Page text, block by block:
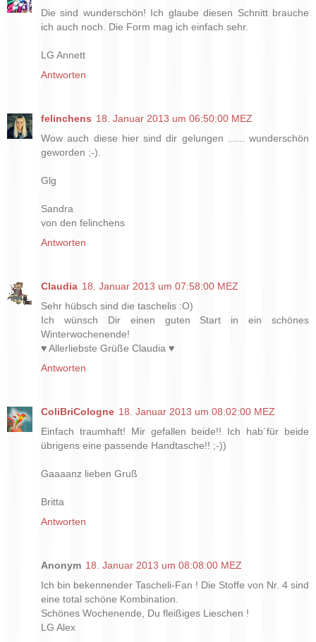
Die sind wunderschön! Ich glaube diesen Schnitt brauche
ich auch noch. Die Form mag ich einfach sehr.
LG Annett
Antworten
felinchens 18. Januar 2013 um 06:50:00 MEZ
Wow auch diese hier sind dir gelungen ...... wunderschön
geworden ;-).
Glg
Sandra
von den felinchens
Antworten
Claudia 18. Januar 2013 um 07:58:00 MEZ
Sehr hübsch sind die taschelis :O)
Ich wünsch Dir einen guten Start in ein schönes
Winterwochenende!
♥ Allerliebste Grüße Claudia ♥
Antworten
ColiBriCologne 18. Januar 2013 um 08:02:00 MEZ
Einfach traumhaft! Mir gefallen beide!! Ich hab´für beide
übrigens eine passende Handtasche!! ;-))
Gaaaanz lieben Gruß
Britta
Antworten
Anonym 18. Januar 2013 um 08:08:00 MEZ
Ich bin bekennender Tascheli-Fan ! Die Stoffe von Nr. 4 sind
eine total schöne Kombination.
Schönes Wochenende, Du fleißiges Lieschen !
LG Alex